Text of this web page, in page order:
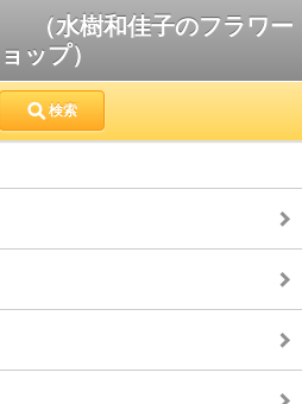
水樹和佳子のフラワー
ップ）
検索